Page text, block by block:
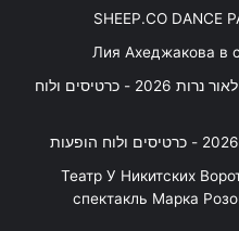
SHEEP.CO DANCE
Лия Ахеджакова в
משופן ועד AC/DC - מופע פסנתר לאור נרות 2026 - כרטיסים ולוח
"Театр У Никитских
спектакль Марка